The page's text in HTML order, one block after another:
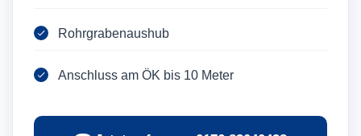
Rohrgrabenaushub
Anschluss am ÖK bis 10 Meter